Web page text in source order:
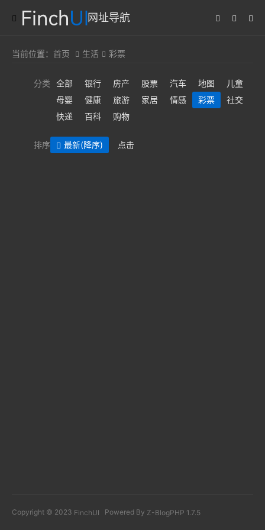
网址导航
当前位置： 首页 生活 彩票
分类 全部 银行 房产 股票 汽车 地图
儿童
母婴
健康 旅游 家居 情感 彩票
社交
快递
百科 购物
排序 最新(降序) 点击
Copyright © 2023 FinchUI Powered By Z-BlogPHP 1.7.5